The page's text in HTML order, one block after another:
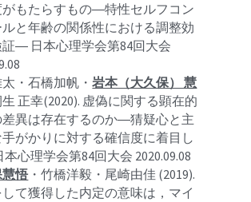
がもたらすもの―特性セルフコン
ルと年齢の関係性における調整効
― 日本心理学会第84回大会
・石橋加帆・岩本（大久保） 慧
正幸(2020). 虚偽に関する顕在的
差異は存在するのか―猜疑心と主
がかりに対する確信度に着目し
心理学会第84回大会 2020.09.08
悟・竹橋洋毅・尾崎由佳 (2019).
て獲得した内定の意味は，マイ